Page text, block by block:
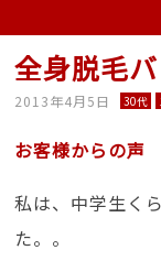
全身脱毛
2013年4月5日 30代
お客様からの声
私は、中学生く
た。。